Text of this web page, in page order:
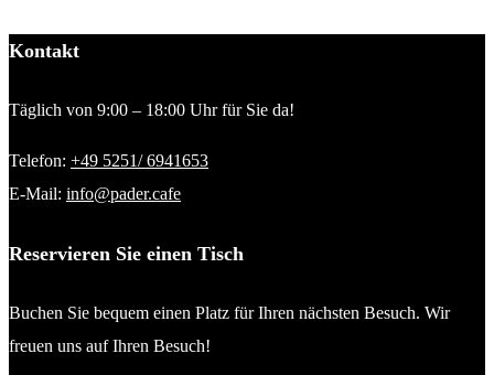
Kontakt
Täglich von 9:00 – 18:00 Uhr für Sie da!
Telefon: +49 5251/ 6941653
E-Mail: info@pader.cafe
Reservieren Sie einen Tisch
Buchen Sie bequem einen Platz für Ihren nächsten Besuch. Wir
freuen uns auf Ihren Besuch!